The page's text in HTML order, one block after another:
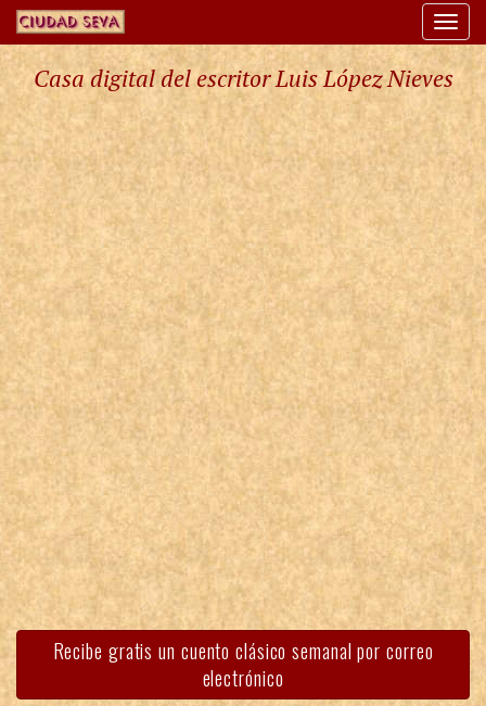
Casa digital del escritor Luis López Nieves
Recibe gratis un cuento clásico semanal por correo
electrónico